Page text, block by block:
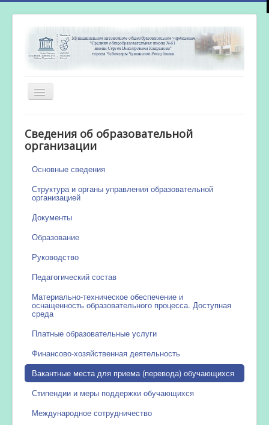
Включить/
выключить
Новости
Сведения об образовательной
организации
Основные сведения
Структура и органы управления образовательной
организацией
Документы
Образование
Руководство
Педагогический состав
Материально-техническое обеспечение и
оснащенность образовательного процесса. Доступная
среда
Платные образовательные услуги
Финансово-хозяйственная деятельность
Вакантные места для приема (перевода) обучающихся
Стипендии и меры поддержки обучающихся
Международное сотрудничество